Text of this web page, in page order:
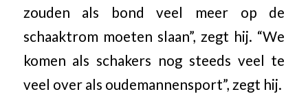
zouden als bond veel meer op de
schaaktrom moeten slaan”, zegt hij. “We
komen als schakers nog steeds veel te
veel over als oudemannensport”, zegt hij.